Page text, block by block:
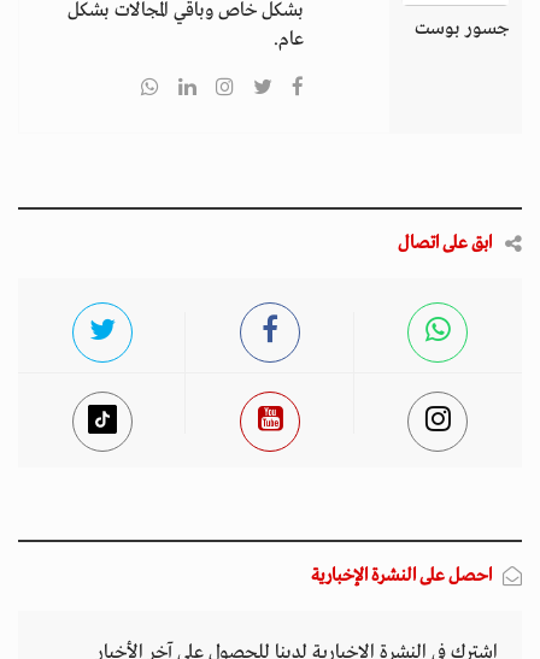
جسور بوست
بشكل خاص وباقي المجالات بشكل
عام.
ابق على اتصال
احصل على النشرة الإخبارية
اشترك في النشرة الإخبارية لدينا للحصول على آخر الأخبار